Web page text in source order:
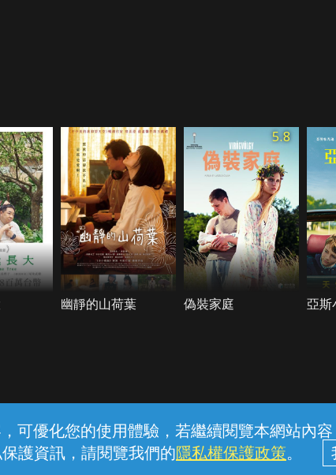
可優化您的使用體驗，若繼續閱覽本網站內
保護資訊，請閱覽我們的隱私權保護政策。
幽靜的山荷葉
5.8
偽裝家庭 亞斯
線上客服 服務條款 隱私權保護
中華電信股份有限公司個人家庭分公司 (統一編號：96979949) ©